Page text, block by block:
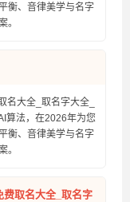
衡、音律美学与名字
。
名大全_取名字大全_
算法，在2026年为您
衡、音律美学与名字
。
费取名大全_取名字